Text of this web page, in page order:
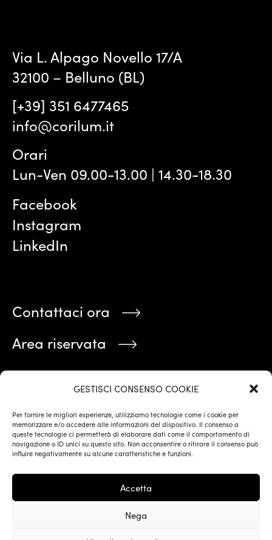
GESTISCI CONSENSO COOKIE
Per fornire le migliori esperienze, utilizziamo tecnologie come i cookie per
memorizzare e/o accedere alle informazioni del dispositivo. Il consenso a
queste tecnologie ci permetterà di elaborare dati come il comportamento di
navigazione o ID unici su questo sito. Non acconsentire o ritirare il consenso può
influire negativamente su alcune caratteristiche e funzioni.
Accetta
Nega
Via L. Alpago Novello 17/A
32100 – Belluno (BL)
[+39] 351 6477465
info@corilum.it
Orari
Lun-Ven 09.00-13.00 | 14.30-18.30
Facebook
Instagram
LinkedIn
Contattaci ora
Area riservata
Corilum – Collective Brain Studio
Cookie Policy